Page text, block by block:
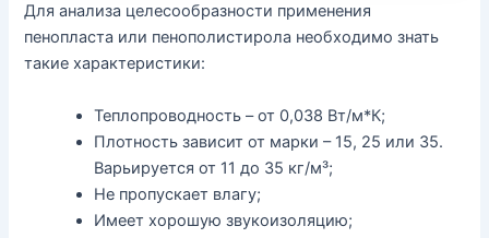
Для анализа целесообразности применения
пенопласта или пенополистирола необходимо знать
такие характеристики:
Теплопроводность – от 0,038 Вт/м*К;
Плотность зависит от марки – 15, 25 или 35.
Варьируется от 11 до 35 кг/м³;
Не пропускает влагу;
Имеет хорошую звукоизоляцию;